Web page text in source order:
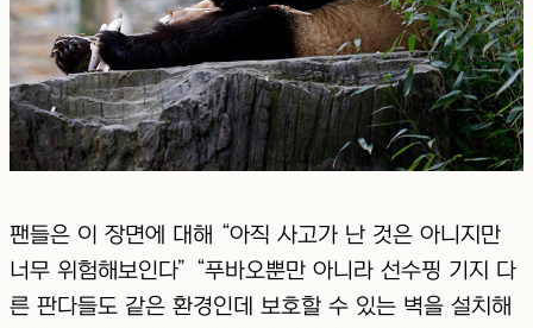
팬들은 이 장면에 대해 “아직 사고가 난 것은 아니지만
너무 위험해보인다” “푸바오뿐만 아니라 선수핑 기지 다
른 판다들도 같은 환경인데 보호할 수 있는 벽을 설치해